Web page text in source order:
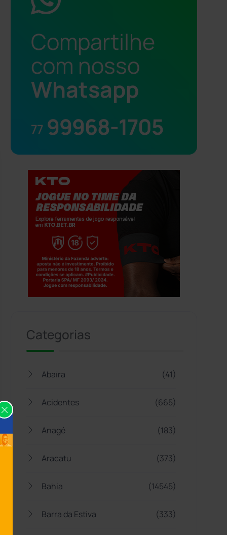
Compartilhe
com nosso
Whatsapp
77 99968-1705
Categorias
Abaíra (41)
Acidentes (665)
Anagé (183)
Aracatu (373)
Bahia (14545)
Barra da Estiva (333)